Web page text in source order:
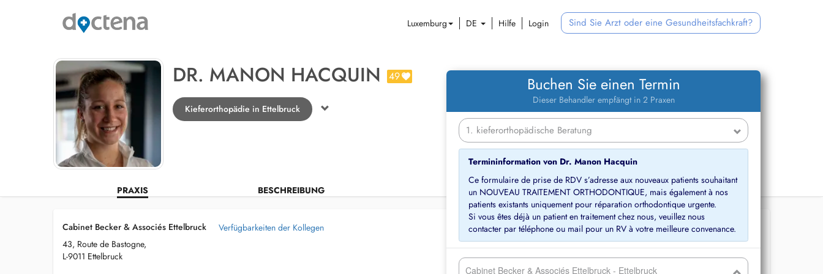
Luxemburg DE Hilfe Login Sind Sie Arzt oder eine Gesundheitsfachkraft?
DR. MANON HACQUIN 49
Kieferorthopädie in Ettelbruck
PRAXIS BESCHREIBUNG
Buchen Sie einen Termin
Dieser Behandler empfängt in 2 Praxen
Termininformation von Dr. Manon Hacquin
Ce formulaire de prise de RDV s’adresse aux nouveaux patients souhaitant
un NOUVEAU TRAITEMENT ORTHODONTIQUE, mais également à nos
patients existants uniquement pour réparation orthodontique urgente.
Si vous êtes déjà un patient en traitement chez nous, veuillez nous
Cabinet Becker & Associés Ettelbruck - Ettelbruck
Cabinet Becker & Associés Ettelbruck
43, Route de Bastogne,
L-9011 Ettelbruck
Verfügbarkeiten der Kollegen